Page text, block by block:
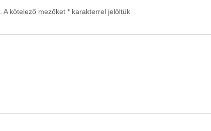
A kötelező mezőket * karakterrel jelöltük